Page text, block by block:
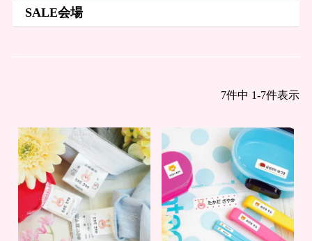
商品ガイド
商品の選び
方
まとめ買い
SALE会場
7件中 1-7件表示